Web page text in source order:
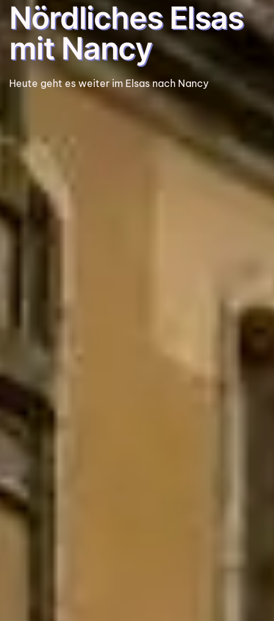
Nördliches Elsas
mit Nancy
Heute geht es weiter im Elsas nach Nancy